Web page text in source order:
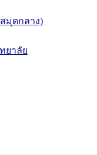
มุดกลาง)
ยาลัย